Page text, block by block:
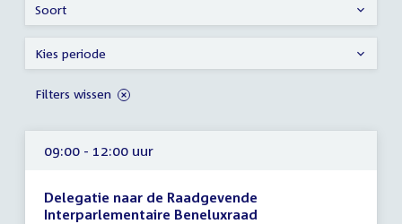
09:00 - 12:00 uur
Delegatie naar de Raadgevende
Interparlementaire Beneluxraad
Soort
Kies periode
Filters wissen